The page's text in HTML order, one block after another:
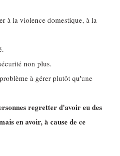
à la violence domestique, à la
non plus.
à gérer plutôt qu'une
regretter d'avoir eu des
en avoir, à cause de ce